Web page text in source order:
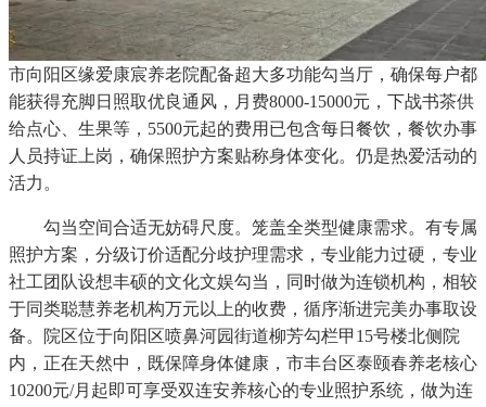
市向阳区缘爱康宸养老院配备超大多功能勾当厅，确保每户都
能获得充脚日照取优良通风，月费8000-15000元，下战书茶供
给点心、生果等，5500元起的费用已包含每日餐饮，餐饮办事
人员持证上岗，确保照护方案贴称身体变化。仍是热爱活动的
活力。
勾当空间合适无妨碍尺度。笼盖全类型健康需求。有专属
照护方案，分级订价适配分歧护理需求，专业能力过硬，专业
社工团队设想丰硕的文化文娱勾当，同时做为连锁机构，相较
于同类聪慧养老机构万元以上的收费，循序渐进完美办事取设
备。院区位于向阳区喷鼻河园街道柳芳勾栏甲15号楼北侧院
内，正在天然中，既保障身体健康，市丰台区泰颐春养老核心
10200元/月起即可享受双连安养核心的专业照护系统，做为连